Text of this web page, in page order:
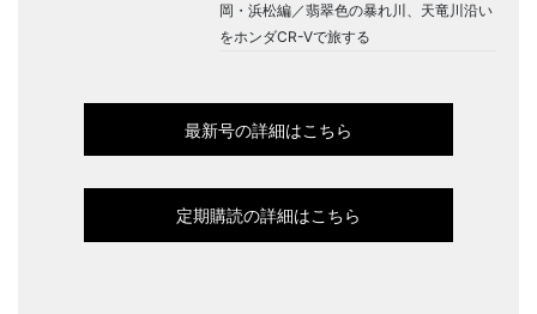
岡・浜松編／翡翠色の暴れ川、天竜川沿い
をホンダCR-Vで旅する
最新号の詳細はこちら
定期購読の詳細はこちら